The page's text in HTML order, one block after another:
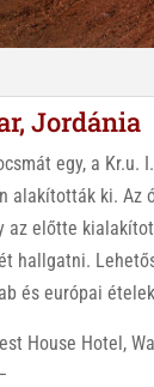
Jordánia
egy, a Kr.u.
alakították ki. Az
az előtte
hallgatni.
és európai
House Hotel,